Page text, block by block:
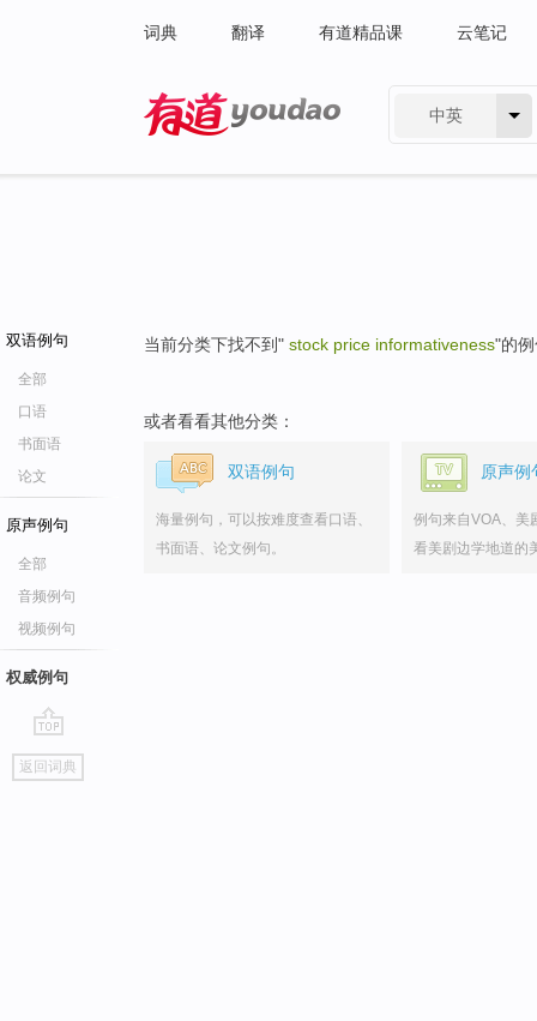
词典 翻译 有道精品课 云笔记
中英
双语例句
全部
口语
书面语
论文
原声例句
全部
音频例句
视频例句
权威例句
go
top
返回词典
当前分类下找不到" stock price informativeness"的
或者看看其他分类：
双语例句
海量例句，可以按难度查看口语、
书面语、论文例句。
原声例
例句来自VOA、美
看美剧边学地道的